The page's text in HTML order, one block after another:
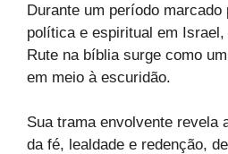
Durante um período marcado
política e espiritual em
Rute na bíblia surge como
em meio à escuridão.
Sua trama envolvente revela
da fé, lealdade e redenção,